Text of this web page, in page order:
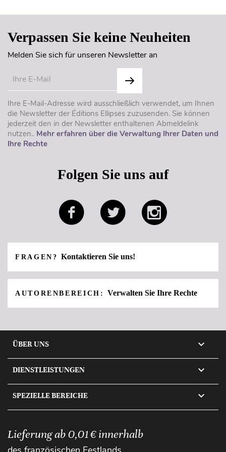
Verpassen Sie keine Neuheiten
Melden Sie sich für unseren Newsletter an
Ihre E-Mail-Adresse wird ausschließlich verwendet, um Ihnen
die Newsletter der Éditions Ellipses zuzusenden. Sie können
jederzeit den in der Newsletter enthaltenen Abmeldelink
nutzen.. Mehr erfahren über die Verwaltung Ihrer Daten und
Ihre Rechte
Folgen Sie uns auf
FRAGEN? Kontaktieren Sie uns!
AUTORENBEREICH: Verwalten Sie Ihre Rechte
ÜBER UNS 
DIENSTLEISTUNGEN 
SPEZIELLE BEREICHE 
Lieferung ab 0,01 € innerhalb